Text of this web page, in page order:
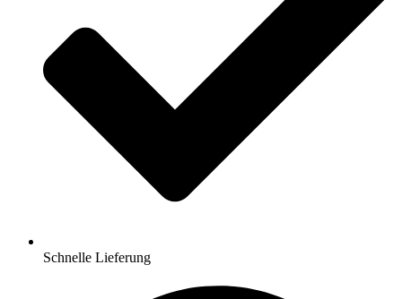
Schnelle Lieferung